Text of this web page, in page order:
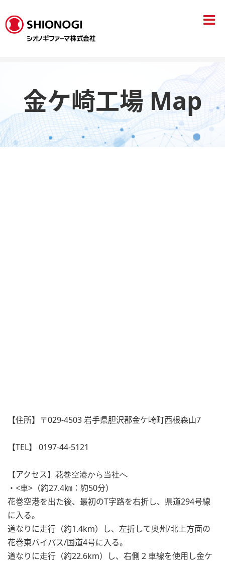
金ケ崎工場 Map
【住所】〒029-4503 岩手県胆沢郡金ケ崎町西根森山7
【TEL】 0197-44-5121
【アクセス】 花巻空港から当社へ
・<車>（約27.4㎞：約50分）
花巻空港を出た後、最初のT字路を右折し、県道294号線
に入る。
道なりに走行（約1.4km）し、左折して奥州/北上方面の
花巻東バイパス/国道4号に入る。
道なりに走行（約22.6km）し、右側 2車線を使用し金ケ